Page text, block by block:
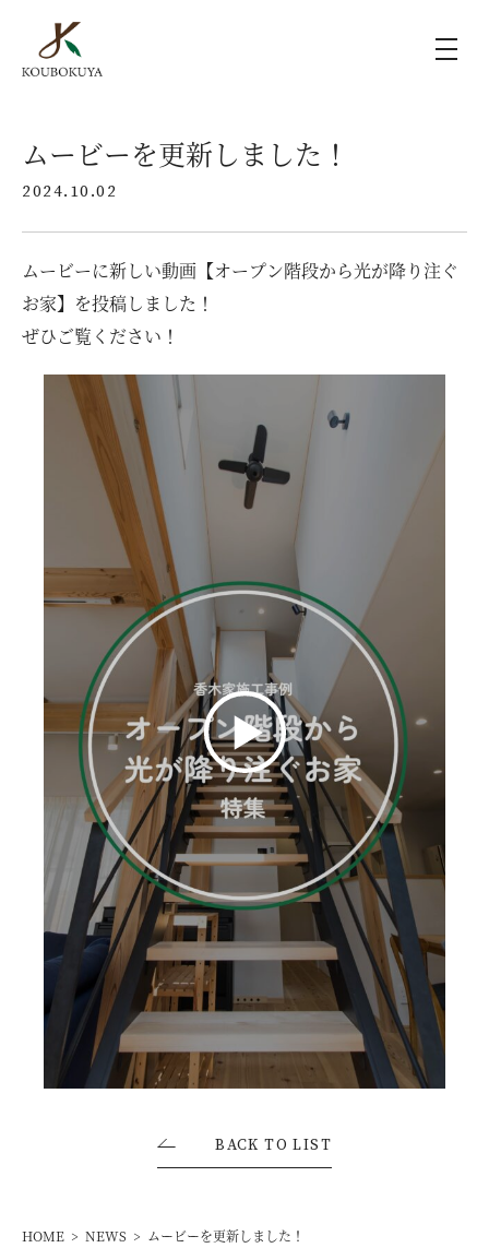
KOUBOKUYAの家づくり
施工事例
ラインナップ
モデルハウス（KOUBOX）
香木家通信
お客様の声
ムービー
リノベーション
ペレットストーブ
よくある質問
会社情報
イベント ニュース 採用情報
お問い合わせ・資料請求
モデルハウス来場予約
ムービーを更新しました！
2024.10.02
ムービーに新しい動画【オープン階段から光が降り注ぐ
お家】を投稿しました！
ぜひご覧ください！
BACK TO LIST
HOME NEWS ムービーを更新しました！